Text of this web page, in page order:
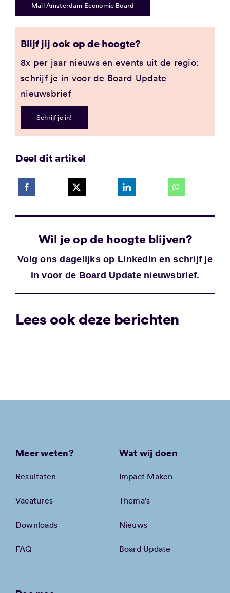
Mail Amsterdam Economic Board
Blijf jij ook op de hoogte?
8x per jaar nieuws en events uit de regio:
schrijf je in voor de Board Update
nieuwsbrief
Schrijf je in!
Deel dit artikel
Wil je op de hoogte blijven?
Volg ons dagelijks op LinkedIn en schrijf je
in voor de Board Update nieuwsbrief.
Lees ook deze berichten
Meer weten?
Resultaten
Vacatures
Downloads
FAQ
Wat wij doen
Impact Maken
Thema’s
Nieuws
Board Update